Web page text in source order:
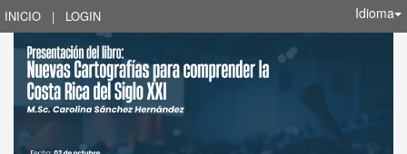
INICIO | LOGIN Idioma